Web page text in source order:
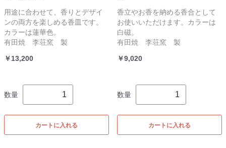
用途に合わせて、香りとデザイ
ンの両方を楽しめる香皿です。
カラーは蓮華色。
有田焼 李荘窯 製
￥13,200
数量
カートに入れる
香立やお香を納める香合として
お使いいただけます。カラーは
白磁。
有田焼 李荘窯 製
￥9,020
数量
カートに入れる